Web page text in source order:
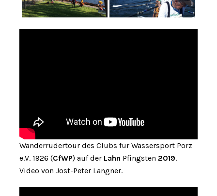
Wanderrudertour des Clubs für Wassersport Porz
e.V. 1926 (CfWP) auf der Lahn Pfingsten 2019.
Video von Jost-Peter Langner.